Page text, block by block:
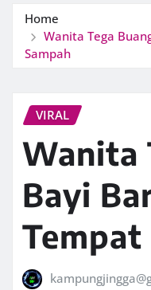
Home
Wanita Tega
Sampah
VIRAL
Wanita
Bayi
Tempat